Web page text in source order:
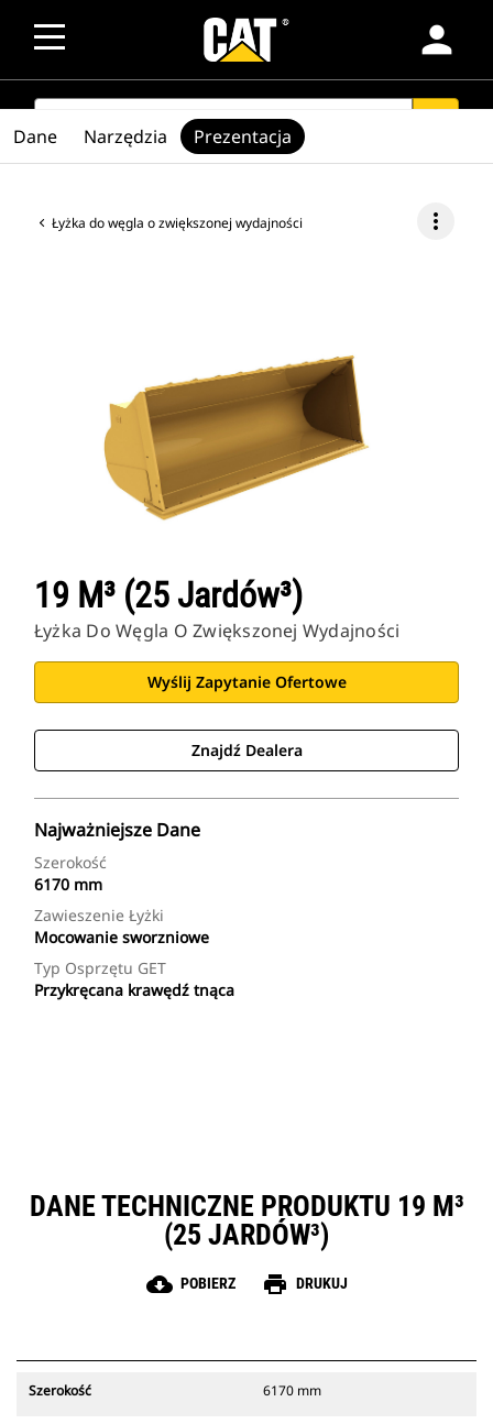
person
SEARCH
Łyżka do węgla o zwiększonej wydajności more_vert
19 M³ (25 Jardów³)
Łyżka Do Węgla O Zwiększonej Wydajności
Wyślij Zapytanie Ofertowe
Znajdź Dealera
Najważniejsze Dane
Szerokość
6170 mm
Zawieszenie Łyżki
Mocowanie sworzniowe
Typ Osprzętu GET
Przykręcana krawędź tnąca
Dane Narzędzia Prezentacja
DANE TECHNICZNE PRODUKTU 19 M³
(25 JARDÓW³)
cloud_download POBIERZ print DRUKUJ
Szerokość 6170 mm